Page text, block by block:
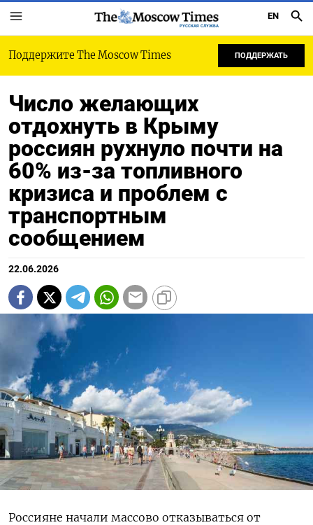
РУССКАЯ СЛУЖБА
EN
Поддержите The Moscow Times ПОДДЕРЖАТЬ
Число желающих
отдохнуть в Крыму
россиян рухнуло почти на
60% из-за топливного
кризиса и проблем с
транспортным
сообщением
22.06.2026
Россияне начали массово отказываться от